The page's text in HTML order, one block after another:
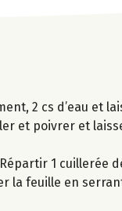
2 cs d’eau et
et poivrer et
1 cuillerée
la feuille en